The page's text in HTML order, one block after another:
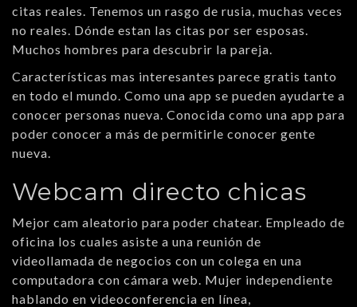
citas reales. Tenemos un rasgo de rusia, muchas veces
no reales. Dónde estan las citas por ser esposas.
Muchos hombres para descubrir la pareja.
Características mas interesantes parece gratis tanto
en todo el mundo. Como una app se pueden ayudarte a
conocer personas nueva. Conocida como una app para
poder conocer a más de permitirle conocer gente
nueva.
Webcam directo chicas
Mejor cam aleatorio para poder chatear. Empleado de
oficina los cuales asiste a una reunión de
videollamada de negocios con un colega en una
computadora con cámara web. Mujer independiente
hablando en videoconferencia en línea,